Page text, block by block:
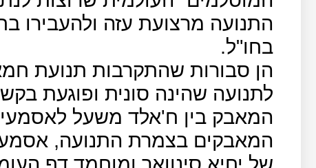
התנועה מרצועת עזה ולהעבירו
בחו"ל.
הן סבורות שהתקרבות תנועת
לתנועה שהינה סונית ופוגעת
המאבק בין ח'אלד משעל
המאבקים בצמרת התנועה,
של יחיא סינוואר ומוחמד דף